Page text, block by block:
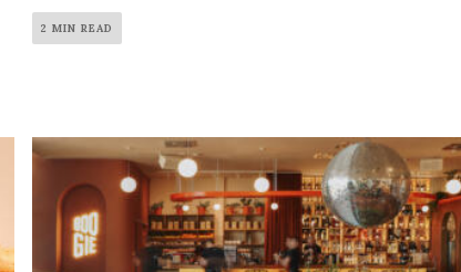
2 MIN READ